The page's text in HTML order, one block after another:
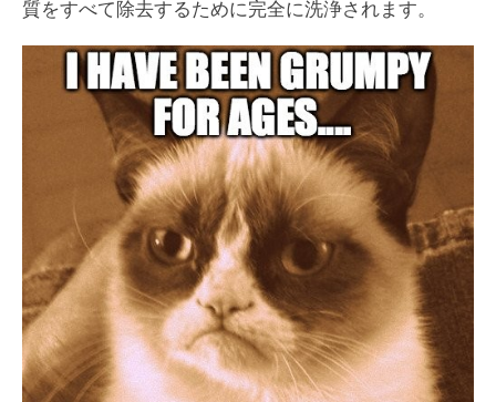
質をすべて除去するために完全に洗浄されます。